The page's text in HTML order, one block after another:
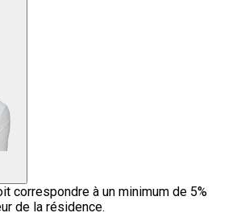
correspondre à un minimum de 5%
de la résidence.